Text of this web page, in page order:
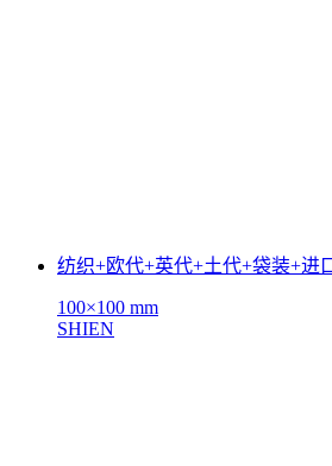
纺织+欧代+英代+土代+袋装+进
100×100 mm
SHIEN